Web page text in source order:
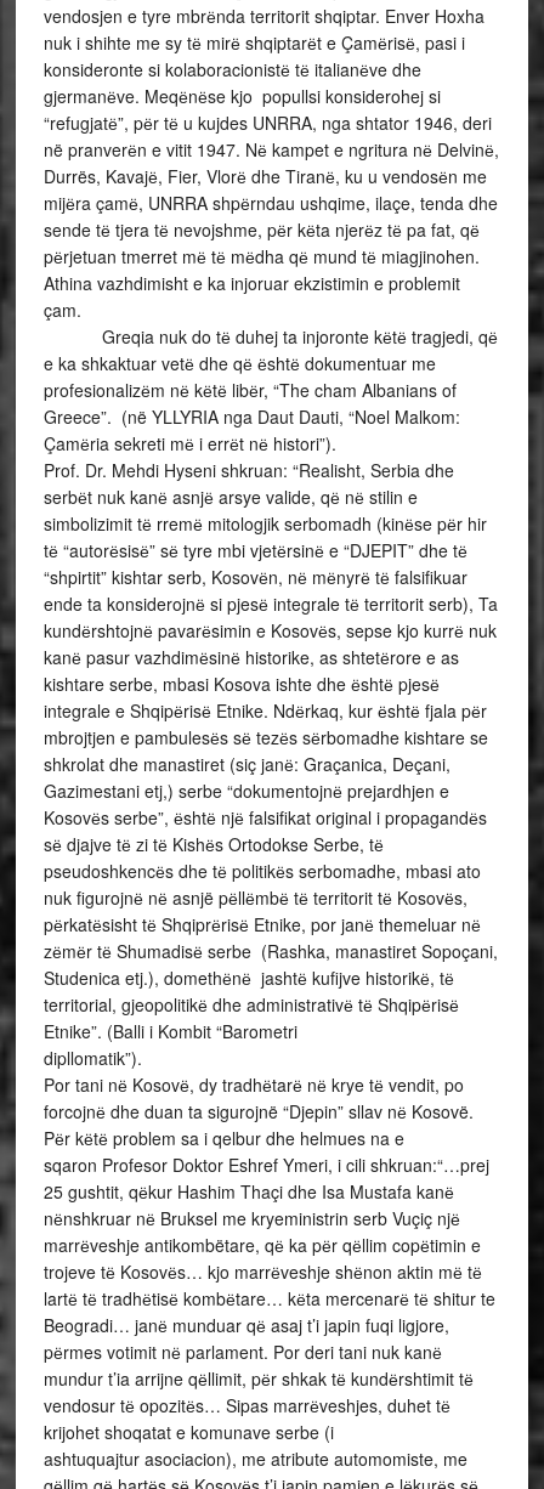
vendosjen e tyre mbrёnda territorit shqiptar. Enver Hoxha
nuk i shihte me sy tё mirё shqiptarёt e Çamёrisё, pasi i
konsideronte si kolaboracionistё tё italianёve dhe
gjermanёve. Meqёnёse kjo popullsi konsiderohej si
“refugjatё”, pёr tё u kujdes UNRRA, nga shtator 1946, deri
në pranverёn e vitit 1947. Nё kampet e ngritura nё Delvinё,
Durrës, Kavajё, Fier, Vlorё dhe Tiranё, ku u vendosёn me
mijёra çamё, UNRRA shpёrndau ushqime, ilaçe, tenda dhe
sende tё tjera tё nevojshme, pёr kёta njerёz tё pa fat, qё
pёrjetuan tmerret mё tё mёdha qё mund tё miagjinohen.
Athina vazhdimisht e ka injoruar ekzistimin e problemit
çam.
Greqia nuk do tё duhej ta injoronte kёtё tragjedi, qё
e ka shkaktuar vetё dhe qё ёshtё dokumentuar me
profesionalizёm nё kёtё libёr, “The cham Albanians of
Greece”. (në YLLYRIA nga Daut Dauti, “Noel Malkom:
Çamёria sekreti mё i errёt nё histori”).
Prof. Dr. Mehdi Hyseni shkruan: “Realisht, Serbia dhe
serbёt nuk kanё asnjё arsye valide, qё nё stilin e
simbolizimit tё rremё mitologjik serbomadh (kinёse pёr hir
tё “autorёsisё” sё tyre mbi vjetёrsinё e “DJEPIT” dhe tё
“shpirtit” kishtar serb, Kosovёn, nё mёnyrё tё falsifikuar
ende ta konsiderojnё si pjesё integrale tё territorit serb), Ta
kundёrshtojnё pavarёsimin e Kosovёs, sepse kjo kurrё nuk
kanё pasur vazhdimёsinё historike, as shtetёrore e as
kishtare serbe, mbasi Kosova ishte dhe ёshtё pjesё
integrale e Shqipёrisё Etnike. Ndёrkaq, kur ёshtё fjala pёr
mbrojtjen e pambulesёs sё tezёs sёrbomadhe kishtare se
shkrolat dhe manastiret (siç janё: Graçanica, Deçani,
Gazimestani etj,) serbe “dokumentojnё prejardhjen e
Kosovёs serbe”, ёshtё njё falsifikat original i propagandёs
sё djajve tё zi tё Kishёs Ortodokse Serbe, tё
pseudoshkencёs dhe tё politikёs serbomadhe, mbasi ato
nuk figurojnё nё asnjë pёllёmbё tё territorit tё Kosovёs,
pёrkatёsisht tё Shqiprёrisё Etnike, por janё themeluar nё
zёmёr tё Shumadisё serbe (Rashka, manastiret Sopoçani,
Studenica etj.), domethёnё jashtё kufijve historikё, tё
territorial, gjeopolitikё dhe administrativё tё Shqipёrisё
Etnike”. (Balli i Kombit “Barometri
dipllomatik”).
Por tani nё Kosovё, dy tradhёtarё nё krye tё vendit, po
forcojnё dhe duan ta sigurojnë “Djepin” sllav nё Kosovë.
Pёr kёtё problem sa i qelbur dhe helmues na e
sqaron Profesor Doktor Eshref Ymeri, i cili shkruan:“…prej
25 gushtit, qёkur Hashim Thaçi dhe Isa Mustafa kanё
nёnshkruar nё Bruksel me kryeministrin serb Vuçiç njё
marrёveshje antikombëtare, qё ka pёr qёllim copёtimin e
trojeve tё Kosovёs… kjo marrёveshje shёnon aktin mё tё
lartё tё tradhёtisё kombёtare… kёta mercenarё tё shitur te
Beogradi… janё munduar qё asaj t’i japin fuqi ligjore,
pёrmes votimit nё parlament. Por deri tani nuk kanё
mundur t’ia arrijne qёllimit, pёr shkak tё kundёrshtimit tё
vendosur tё opozitёs… Sipas marrёveshjes, duhet tё
krijohet shoqatat e komunave serbe (i
ashtuquajtur asociacion), me atribute automomiste, me